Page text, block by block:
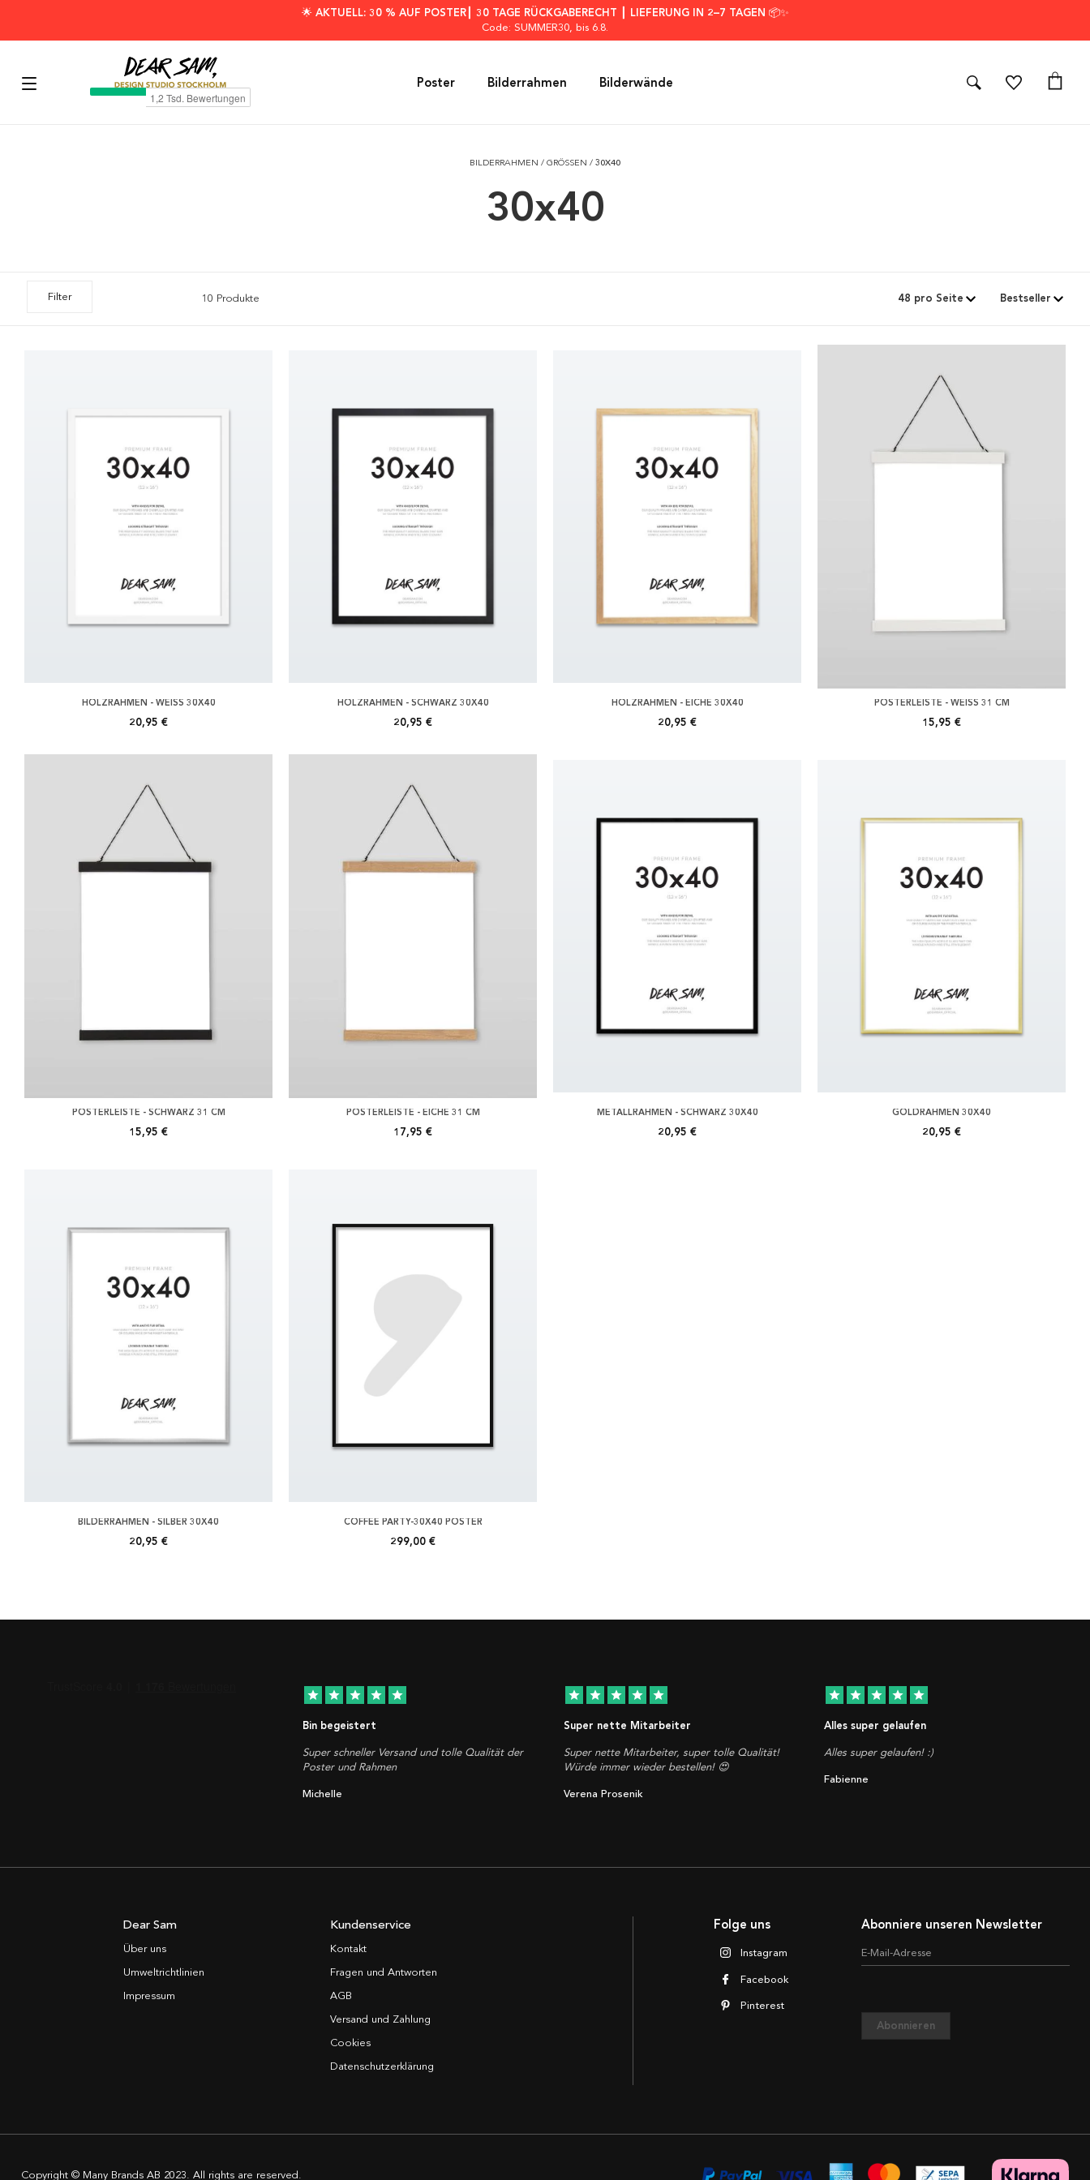
🌟 AKTUELL: 30 % AUF POSTER┃ 30 TAGE RÜCKGABERECHT ┃ LIEFERUNG IN 2–7 TAGEN 📦✨
Code: SUMMER30, bis 6.8.
Poster Bilderrahmen Bilderwände
BILDERRAHMEN / GRÖSSEN / 30X40
30x40
Filter 10 Produkte
HOLZRAHMEN - WEISS 30X40
20,95 €
HOLZRAHMEN - SCHWARZ 30X40
20,95 €
HOLZRAHMEN - EICHE 30X40
20,95 €
POSTERLEISTE - WEISS 31 CM
15,95 €
POSTERLEISTE - SCHWARZ 31 CM
15,95 €
POSTERLEISTE - EICHE 31 CM
17,95 €
METALLRAHMEN - SCHWARZ 30X40
20,95 €
GOLDRAHMEN 30X40
20,95 €
BILDERRAHMEN - SILBER 30X40
20,95 €
COFFEE PARTY-30X40 POSTER
299,00 €
star star star star star
Bin begeistert
Super schneller Versand und tolle Qualität der
Poster und Rahmen
Michelle
star star star star star
Super nette Mitarbeiter
Super nette Mitarbeiter, super tolle Qualität!
Würde immer wieder bestellen! 😍
Verena Prosenik
star star star star star
Alles super gelaufen
Alles super gelaufen! :)
Fabienne
Abonniere unseren Newsletter
E-Mail-Adresse
Abonnieren
Folge uns
Instagram
Facebook
Pinterest
Dear Sam
Über uns
Umweltrichtlinien
Impressum
Kundenservice
Kontakt
Fragen und Antworten
AGB
Versand und Zahlung
Cookies
Datenschutzerklärung
Copyright © Many Brands AB 2023. All rights are reserved.